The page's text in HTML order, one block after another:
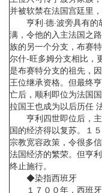
并被软禁在法国宫廷里
亨利·德·波旁具有的
满，令他的入主法国之
族的另一个分支，布赛
尔什-旺多姆分支相比，
是布赛特分支的祖先，
王位继承资格。但最终
亡后，顺利即位为法国
拉国王也成为以后历任
亨利四世即位后，主
国的经济得以复苏。１
宗教宽容政策，令很多
法国经济的繁荣。但亨
终止施行。
◆染指西班牙
１７００年，西班牙